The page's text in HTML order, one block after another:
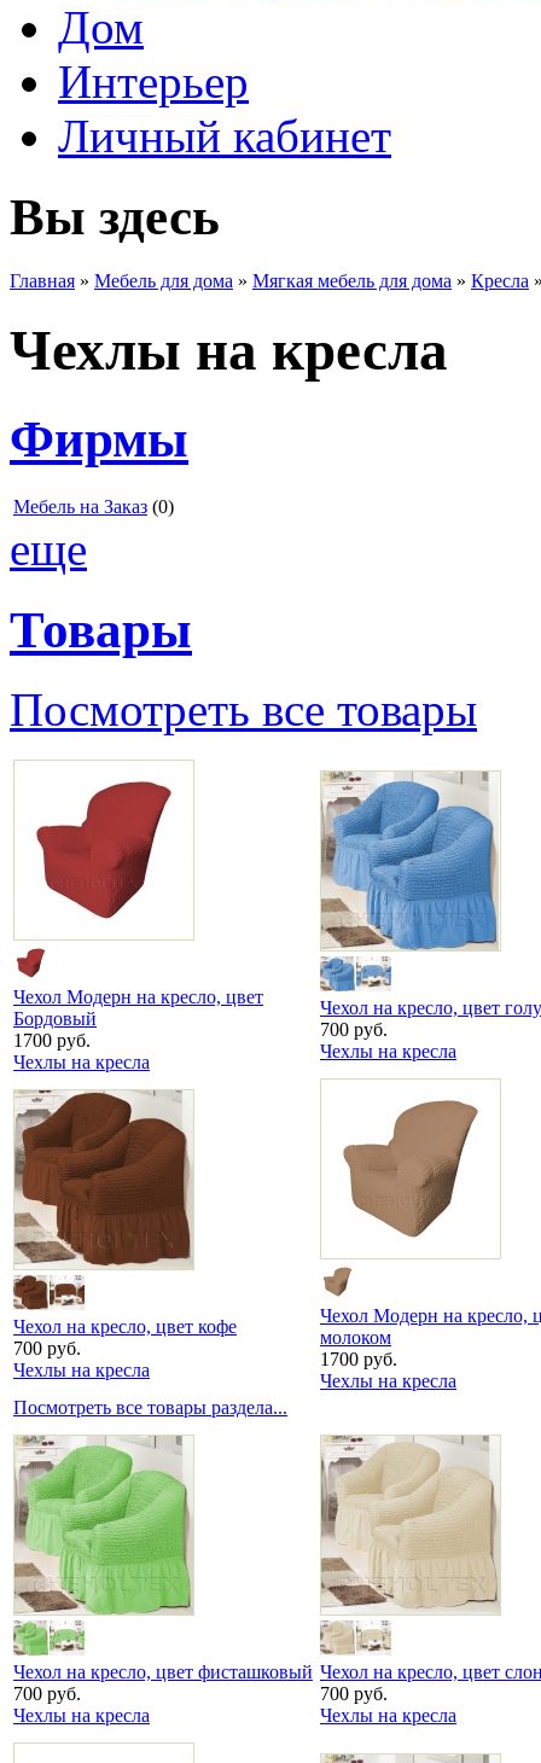
Дом
Интерьер
Личный кабинет
Вы здесь
Главная » Мебель для дома » Мягкая мебель для дома » Кресла
Чехлы на кресла
Фирмы
Мебель на Заказ (0)
еще
Товары
Посмотреть все товары
Чехол Модерн на кресло, цвет
Бордовый
1700 руб.
Чехлы на кресла
Чехол на кресло, цвет
700 руб.
Чехлы на кресла
Чехол на кресло, цвет кофе
700 руб.
Чехлы на кресла
Чехол Модерн на кресло,
молоком
1700 руб.
Чехлы на кресла
Посмотреть все товары раздела...
Чехол на кресло, цвет фисташковый
700 руб.
Чехлы на кресла
Чехол на кресло, цвет
700 руб.
Чехлы на кресла